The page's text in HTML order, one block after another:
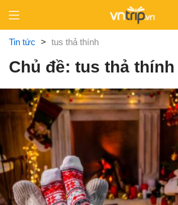
content
Tin tức > tus thả thính
Chủ đề: tus thả thính